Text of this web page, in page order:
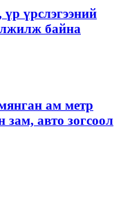
үрслэгээний
байна
ам метр
зам, авто зогсоол